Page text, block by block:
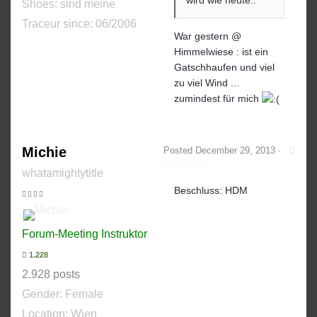
Shoes: sind meine
Traceur since: 06/2006
War gestern @
Himmelwiese : ist ein
Gatschhaufen und viel
zu viel Wind ...
zumindest für mich
Michie
whatamightytitle
Forum-Meeting Instruktor
1.228
2.928 posts
Gender: Female
Location: Wien
Posted December 29, 2013 ·
Beschluss: HDM